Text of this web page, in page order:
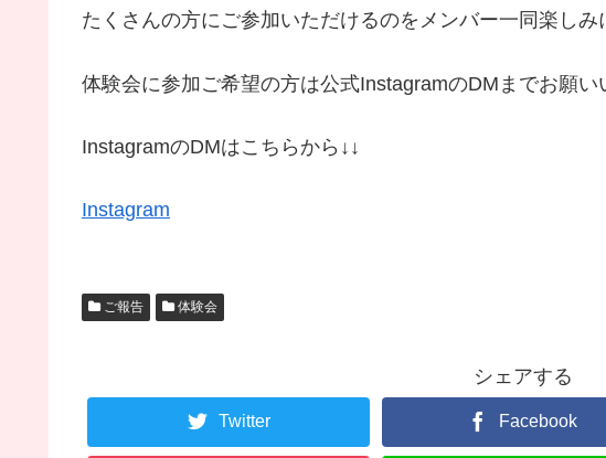
たくさんの方にご参加いただけるのをメンバー一同楽しみ
体験会に参加ご希望の方は公式InstagramのDMまでお願い
InstagramのDMはこちらから↓↓
Instagram
ご報告 体験会
シェアする
Twitter Facebook